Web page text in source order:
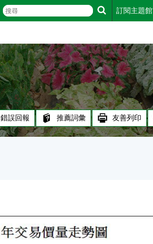
訂閱主題館
錯誤回報 推薦詞彙 友善列印